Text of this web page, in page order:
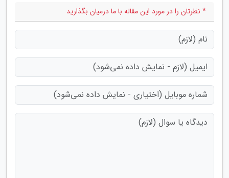
* نظرتان را در مورد این مقاله با ما درمیان بگذارید